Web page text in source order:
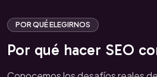
POR QUÉ ELEGIRNOS
Por qué hacer SEO